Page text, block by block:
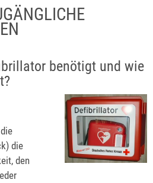
benötigt und wie
die
den